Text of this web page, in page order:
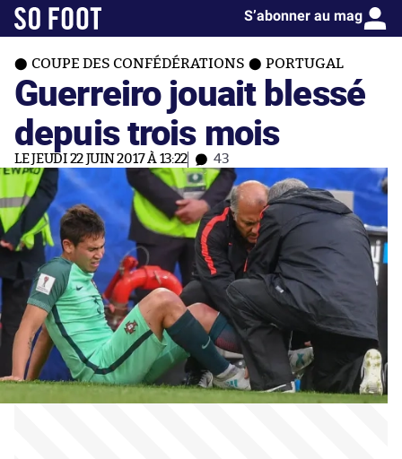
S’abonner au mag
COUPE DES CONFÉDÉRATIONS PORTUGAL
Guerreiro jouait blessé
depuis trois mois
LE JEUDI 22 JUIN 2017 À 13:22 43